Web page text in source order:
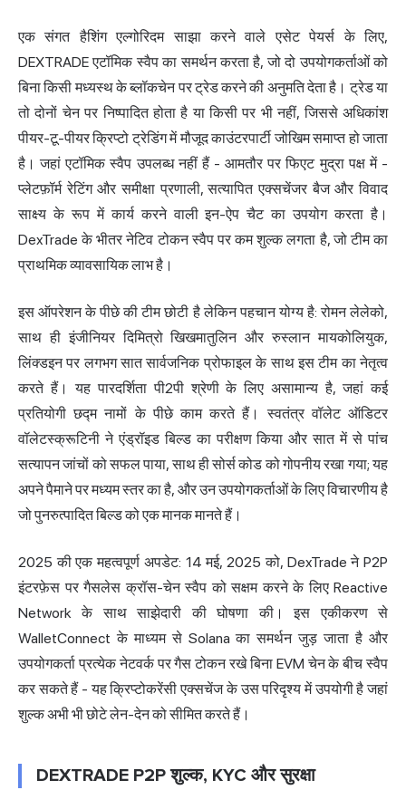
एक संगत हैशिंग एल्गोरिदम साझा करने वाले एसेट पेयर्स के लिए,
DEXTRADE एटॉमिक स्वैप का समर्थन करता है, जो दो उपयोगकर्ताओं को
बिना किसी मध्यस्थ के ब्लॉकचेन पर ट्रेड करने की अनुमति देता है। ट्रेड या
तो दोनों चेन पर निष्पादित होता है या किसी पर भी नहीं, जिससे अधिकांश
पीयर-टू-पीयर क्रिप्टो ट्रेडिंग में मौजूद काउंटरपार्टी जोखिम समाप्त हो जाता
है। जहां एटॉमिक स्वैप उपलब्ध नहीं हैं - आमतौर पर फिएट मुद्रा पक्ष में -
प्लेटफ़ॉर्म रेटिंग और समीक्षा प्रणाली, सत्यापित एक्सचेंजर बैज और विवाद
साक्ष्य के रूप में कार्य करने वाली इन-ऐप चैट का उपयोग करता है।
DexTrade के भीतर नेटिव टोकन स्वैप पर कम शुल्क लगता है, जो टीम का
प्राथमिक व्यावसायिक लाभ है।
इस ऑपरेशन के पीछे की टीम छोटी है लेकिन पहचान योग्य है: रोमन लेलेको,
साथ ही इंजीनियर दिमित्रो खिखमातुलिन और रुस्लान मायकोलियुक,
लिंक्डइन पर लगभग सात सार्वजनिक प्रोफाइल के साथ इस टीम का नेतृत्व
करते हैं। यह पारदर्शिता पी2पी श्रेणी के लिए असामान्य है, जहां कई
प्रतियोगी छद्म नामों के पीछे काम करते हैं। स्वतंत्र वॉलेट ऑडिटर
वॉलेटस्क्रूटिनी ने एंड्रॉइड बिल्ड का परीक्षण किया और सात में से पांच
सत्यापन जांचों को सफल पाया, साथ ही सोर्स कोड को गोपनीय रखा गया; यह
अपने पैमाने पर मध्यम स्तर का है, और उन उपयोगकर्ताओं के लिए विचारणीय है
जो पुनरुत्पादित बिल्ड को एक मानक मानते हैं।
2025 की एक महत्वपूर्ण अपडेट: 14 मई, 2025 को, DexTrade ने P2P
इंटरफ़ेस पर गैसलेस क्रॉस-चेन स्वैप को सक्षम करने के लिए Reactive
Network के साथ साझेदारी की घोषणा की। इस एकीकरण से
WalletConnect के माध्यम से Solana का समर्थन जुड़ जाता है और
उपयोगकर्ता प्रत्येक नेटवर्क पर गैस टोकन रखे बिना EVM चेन के बीच स्वैप
कर सकते हैं - यह क्रिप्टोकरेंसी एक्सचेंज के उस परिदृश्य में उपयोगी है जहां
शुल्क अभी भी छोटे लेन-देन को सीमित करते हैं।
DEXTRADE P2P शुल्क, KYC और सुरक्षा